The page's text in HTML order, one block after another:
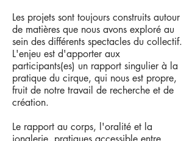
Les projets sont toujours construits autour
de matières que nous avons exploré au
sein des différents spectacles du collectif.
L'enjeu est d'apporter aux
participants(es) un rapport singulier à la
pratique du cirque, qui nous est propre,
fruit de notre travail de recherche et de
création.
Le rapport au corps, l'oralité et la